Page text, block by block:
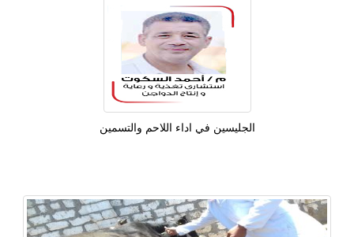
الجليسين في اداء اللاحم والتسمين